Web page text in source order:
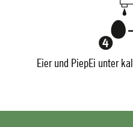
Eier und PiepEi unter